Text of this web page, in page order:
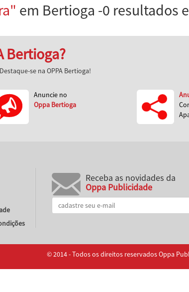
em Bertioga -0 resultados
Bertioga?
se na OPPA Bertioga!
Anuncie no
Oppa Bertioga
Receba as novidades da
Oppa Publicidade
© 2014 - Todos os direitos reservados Oppa